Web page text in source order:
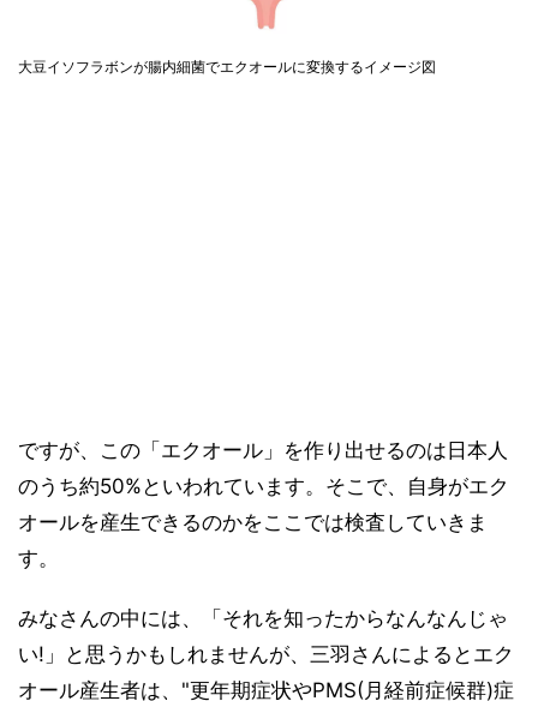
大豆イソフラボンが腸内細菌でエクオールに変換するイメージ図
ですが、この「エクオール」を作り出せるのは日本人
のうち約50%といわれています。そこで、自身がエク
オールを産生できるのかをここでは検査していきま
す。
みなさんの中には、「それを知ったからなんなんじゃ
い!」と思うかもしれませんが、三羽さんによるとエク
オール産生者は、"更年期症状やPMS(月経前症候群)症